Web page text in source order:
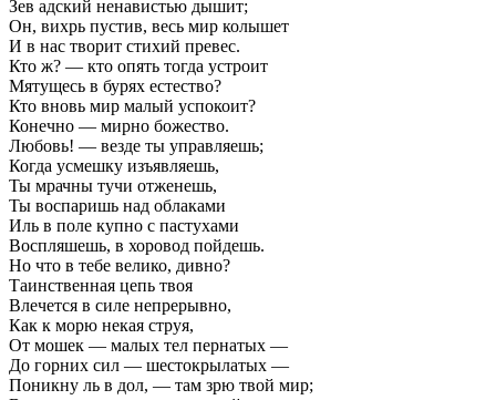
Зев адский ненавистью дышит;
Он, вихрь пустив, весь мир колышет
И в нас творит стихий превес.
Кто ж? — кто опять тогда устроит
Мятущесь в бурях естество?
Кто вновь мир малый успокоит?
Конечно — мирно божество.
Любовь! — везде ты управляешь;
Когда усмешку изъявляешь,
Ты мрачны тучи отженешь,
Ты воспаришь над облаками
Иль в поле купно с пастухами
Воспляшешь, в хоровод пойдешь.
Но что в тебе велико, дивно?
Таинственная цепь твоя
Влечется в силе непрерывно,
Как к морю некая струя,
От мошек — малых тел пернатых —
До горних сил — шестокрылатых —
Поникну ль в дол, — там зрю твой мир;